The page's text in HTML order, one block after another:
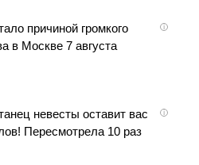
i
причиной громкого
в Москве 7 августа
i
невесты оставит вас
Пересмотрела 10 раз